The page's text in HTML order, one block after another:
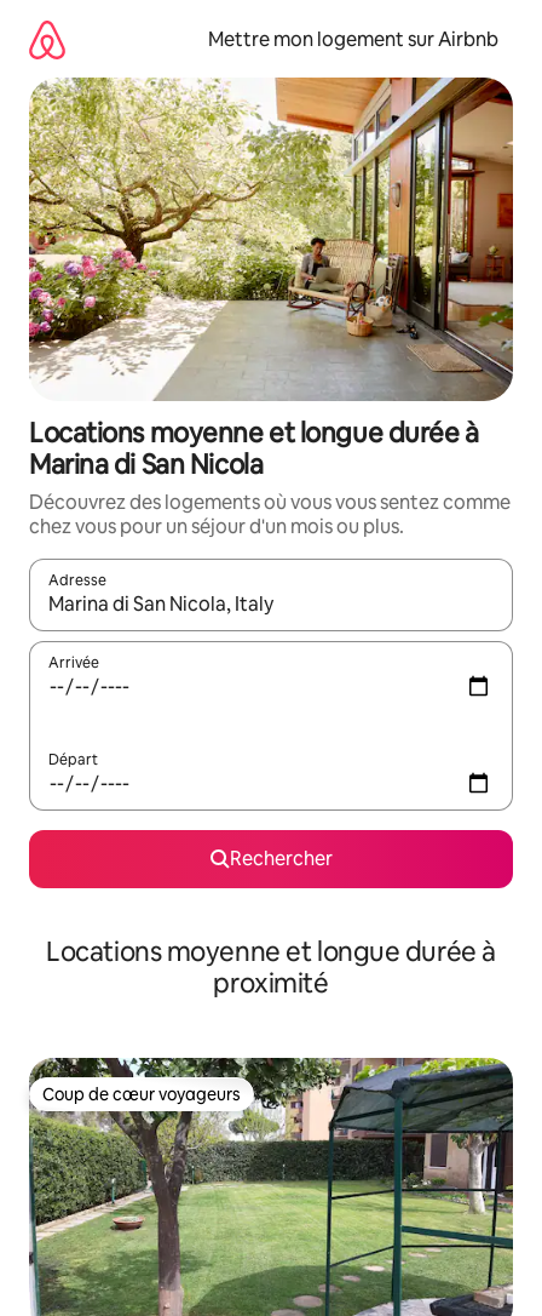
directement
contenu
Mettre mon logement sur Airbnb
Locations moyenne et longue durée à
Marina di San Nicola
Découvrez des logements où vous vous sentez comme
chez vous pour un séjour d'un mois ou plus.
Adresse
Lorsque les résultats s'affichent, utilisez les flèches vers le
Arrivée
Départ
Rechercher
Locations moyenne et longue durée à
proximité
Coup de cœur voyageurs
Coup de cœur voyageurs